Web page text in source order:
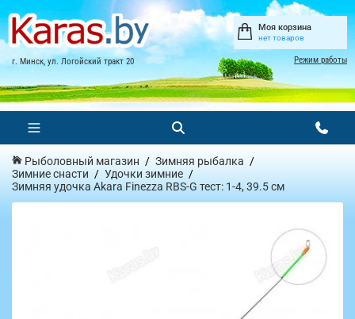
г. Минск, ул. Логойский тракт 20
Моя корзина
нет товаров
Режим работы
Рыболовный магазин
Зимняя рыбалка
Зимние снасти
Удочки зимние
Зимняя удочка Akara Finezza RBS-G тест: 1-4, 39.5 см